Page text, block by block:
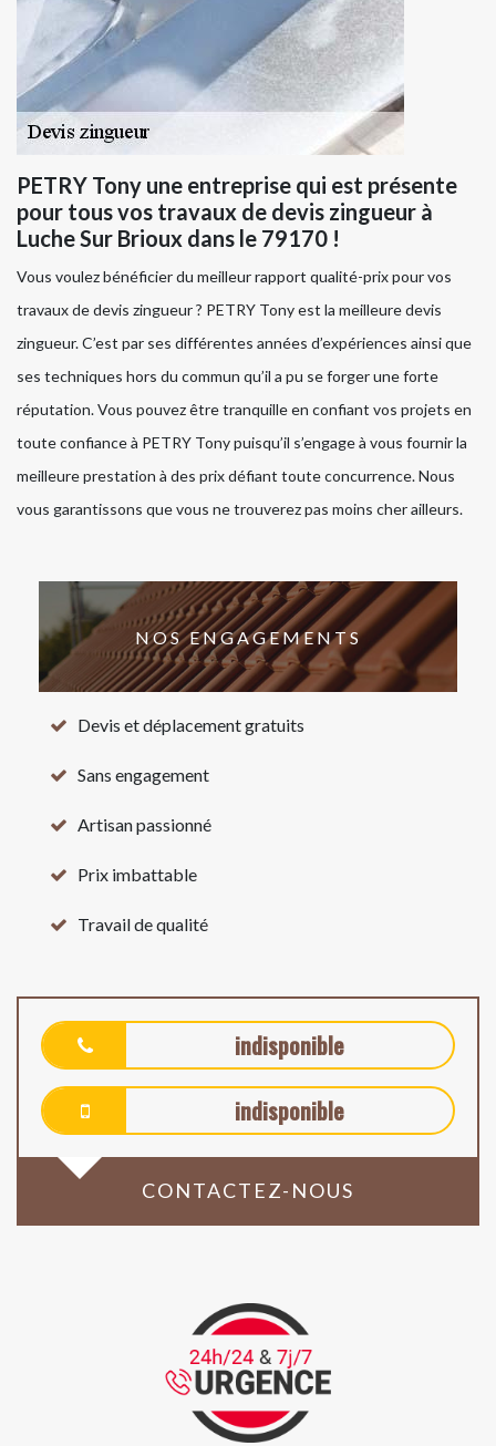
PETRY Tony une entreprise qui est présente
pour tous vos travaux de devis zingueur à
Luche Sur Brioux dans le 79170 !
Vous voulez bénéficier du meilleur rapport qualité-prix pour vos
travaux de devis zingueur ? PETRY Tony est la meilleure devis
zingueur. C’est par ses différentes années d’expériences ainsi que
ses techniques hors du commun qu’il a pu se forger une forte
réputation. Vous pouvez être tranquille en confiant vos projets en
toute confiance à PETRY Tony puisqu’il s’engage à vous fournir la
meilleure prestation à des prix défiant toute concurrence. Nous
vous garantissons que vous ne trouverez pas moins cher ailleurs.
NOS ENGAGEMENTS
Devis et déplacement gratuits
Sans engagement
Artisan passionné
Prix imbattable
Travail de qualité
indisponible
indisponible
CONTACTEZ-NOUS